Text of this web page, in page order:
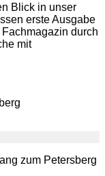
Blick in unser
erste Ausgabe
durch
mit
zum Petersberg